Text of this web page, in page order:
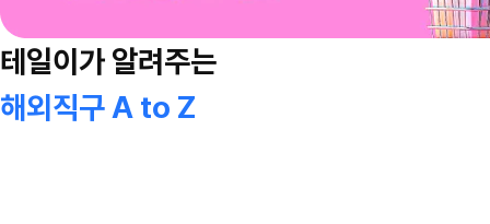
테일이가 알려주는
해외직구 A to Z